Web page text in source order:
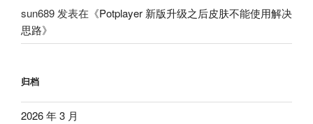
sun689 发表在《Potplayer 新版升级之后皮肤不能使用解决
思路》
归档
2026 年 3 月